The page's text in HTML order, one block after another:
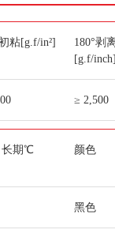
粘[g.f/in²]
180°剥
[g.f/
≥ 2,500
长期℃ 颜色
黑色